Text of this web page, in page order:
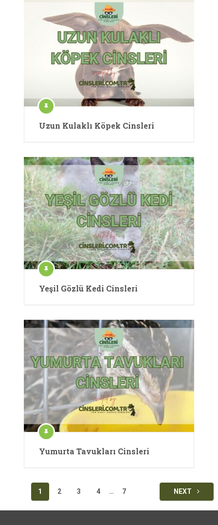
Uzun Kulaklı Köpek Cinsleri
Yeşil Gözlü Kedi Cinsleri
Yumurta Tavukları Cinsleri
sayfalaması
1 2 3 4 … 7 NEXT